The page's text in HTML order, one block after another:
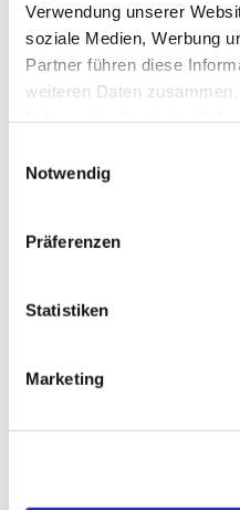
Verwendung unserer
soziale Medien, Werbung
Partner führen diese
weiteren Daten
Notwendig
Präferenzen
Statistiken
Marketing